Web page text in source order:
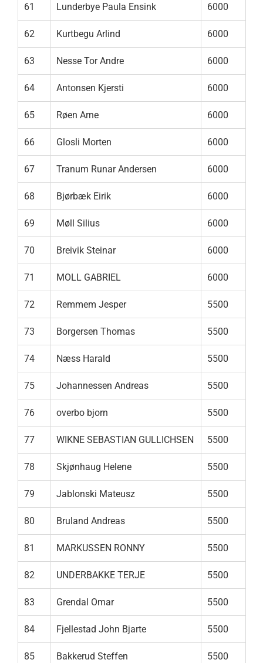
61 Lunderbye Paula Ensink 6000
62 Kurtbegu Arlind 6000
63 Nesse Tor Andre 6000
64 Antonsen Kjersti 6000
65 Røen Arne 6000
66 Glosli Morten 6000
67 Tranum Runar Andersen 6000
68 Bjørbæk Eirik 6000
69 Møll Silius 6000
70 Breivik Steinar 6000
71 MOLL GABRIEL 6000
72 Remmem Jesper 5500
73 Borgersen Thomas 5500
74 Næss Harald 5500
75 Johannessen Andreas 5500
76 overbo bjorn 5500
77 WIKNE SEBASTIAN GULLICHSEN 5500
78 Skjønhaug Helene 5500
79 Jablonski Mateusz 5500
80 Bruland Andreas 5500
81 MARKUSSEN RONNY 5500
82 UNDERBAKKE TERJE 5500
83 Grendal Omar 5500
84 Fjellestad John Bjarte 5500
85 Bakkerud Steffen 5500